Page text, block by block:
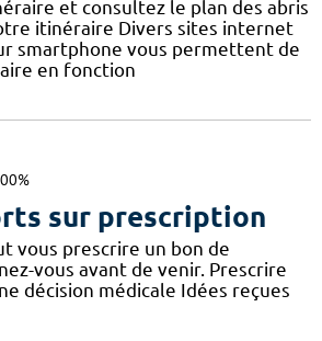
et consultez le plan des abris
itinéraire Divers sites internet
smartphone vous permettent de
en fonction
sur prescription
vous prescrire un bon de
vous avant de venir. Prescrire
décision médicale Idées reçues